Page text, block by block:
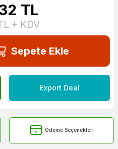
TL
+ KDV
Sepete Ekle
Export Deal
Ödeme Seçenekleri